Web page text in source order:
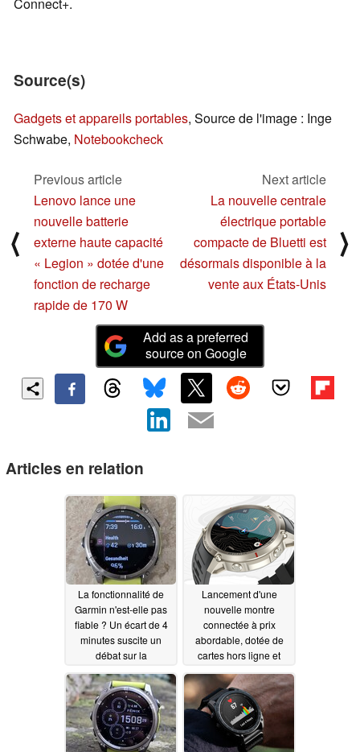
Source(s)
Gadgets et appareils portables, Source de l'image : Inge
Schwabe, Notebookcheck
⟨
Previous article
Lenovo lance une
nouvelle batterie
externe haute capacité
« Legion » dotée d'une
fonction de recharge
rapide de 170 W
Next article
La nouvelle centrale
électrique portable
compacte de Bluetti est
désormais disponible à la
vente aux États-Unis
⟩
Add as a preferred
source on Google
Articles en relation
La fonctionnalité de
Garmin n'est-elle pas
fiable ? Un écart de 4
minutes suscite un
débat sur la
performance06/22/2026
Lancement d'une
nouvelle montre
connectée à prix
abordable, dotée de
cartes hors ligne et
06/17/2026